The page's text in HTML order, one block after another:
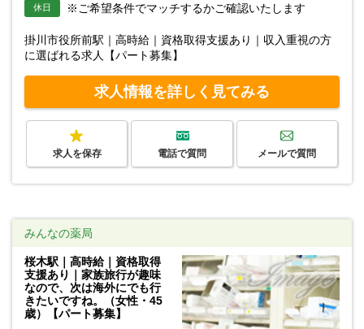
休日 ※ご希望条件でマッチするかご確認いたします
掛川市役所前駅｜高時給｜資格取得支援あり｜収入重視の方
に選ばれる求人【パート募集】
求人情報を詳しく見てみる
求人を保存 電話で質問 メールで質問
みんなの薬局
桜木駅｜高時給｜資格取得
支援あり｜家族旅行が趣味
なので、次は海外にでも行
きたいですね。（女性・45
歳）【パート募集】